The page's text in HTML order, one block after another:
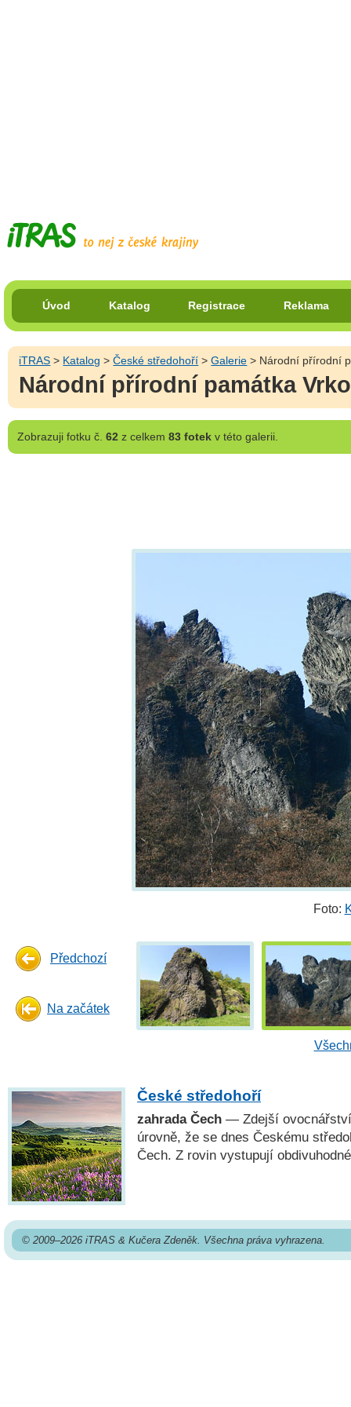
Úvod Katalog Registrace Reklama
iTRAS > Katalog >České středohoří >Galerie > Národní přírodní
Národní přírodní památka
Zobrazujifotku č. 62 z celkem 83 fotekv této galerii.
Foto:
Předchozí
Na začátek
České středohoří
zahrada Čech — Zdejší
úrovně, že se dnes Českému
Čech. Z rovin vystupují
© 2009–2026 iTRAS & Kučera Zdeněk. Všechna práva vyhrazena.